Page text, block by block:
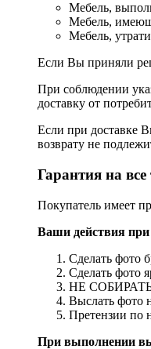
Мебель,
Мебель,
Мебель,
Если Вы приняли
При соблюдении
доставку от
Если при доставке
возврату не
Гарантия на
Покупатель имеет
Ваши действия
Сделать фото
Сделать фото
НЕ СОБИРАТЬ
Выслать фото
Претензии по
При выполнении